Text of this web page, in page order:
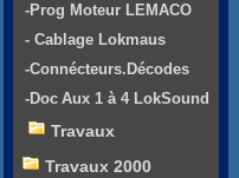
-Prog Moteur LEMACO
- Cablage Lokmaus
-Connécteurs.Décodes
-Doc Aux 1 à 4 LokSound
Travaux
Travaux 2000